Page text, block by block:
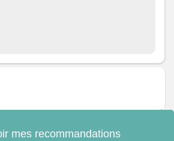
mes recommandations